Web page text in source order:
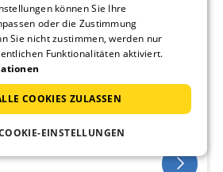
(+1)
mit Terrasse im Gollwitzer
- 22.08.2026
können Sie Ihre
oder die Zustimmung
Sie nicht zustimmen, werden nur
Funktionalitäten aktiviert.
COOKIES ZULASSEN
EINSTELLUNGEN